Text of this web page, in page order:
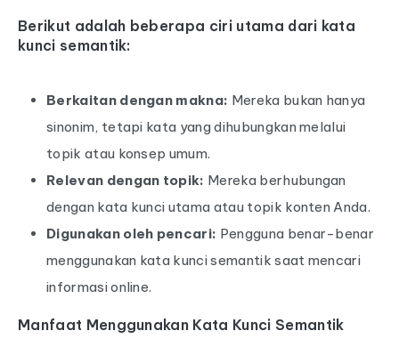
Berikut adalah beberapa ciri utama dari kata
kunci semantik:
Berkaitan dengan makna: Mereka bukan hanya
sinonim, tetapi kata yang dihubungkan melalui
topik atau konsep umum.
Relevan dengan topik: Mereka berhubungan
dengan kata kunci utama atau topik konten Anda.
Digunakan oleh pencari: Pengguna benar-benar
menggunakan kata kunci semantik saat mencari
informasi online.
Manfaat Menggunakan Kata Kunci Semantik